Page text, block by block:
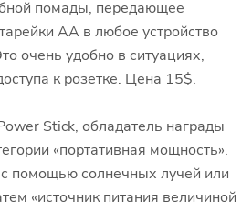
помады, передающее
AA в любое устройство
очень удобно в ситуациях,
к розетке. Цена 15$.
Stick, обладатель награды
«портативная мощность».
помощью солнечных лучей или
«источник питания величиной